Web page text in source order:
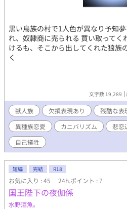
黒い鳥族の村で1人色が異なり予知
れ、奴隷商に売られる 買い取って
けるも、そこから出してくれた狼族
く
文字数 19,289
獣人族 欠損表現あり 残酷な表
異種族恋愛
カニバリズム
悲恋
自己犠牲
短編 完結 R18
お気に入り : 45 24h.ポイント : 7
国王陛下の夜伽係
水野酒魚。